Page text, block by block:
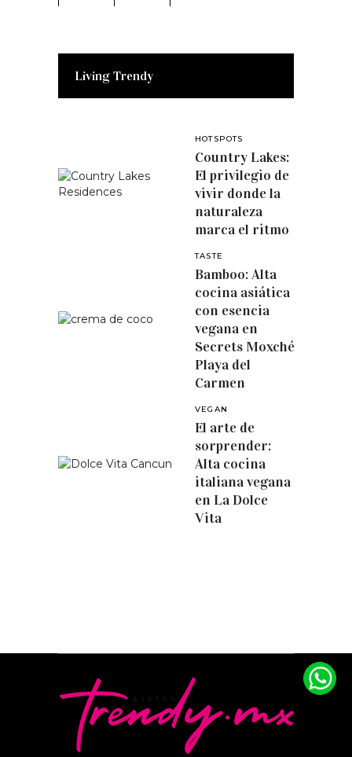
Living Trendy
HOTSPOTS
Country Lakes:
El privilegio de
vivir donde la
naturaleza
marca el ritmo
TASTE
Bamboo: Alta
cocina asiática
con esencia
vegana en
Secrets Moxché
Playa del
Carmen
VEGAN
El arte de
sorprender:
Alta cocina
italiana vegana
en La Dolce
Vita